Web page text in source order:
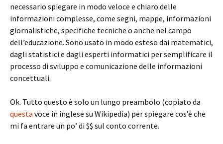
necessario spiegare in modo veloce e chiaro delle
informazioni complesse, come segni, mappe, informazioni
giornalistiche, specifiche tecniche o anche nel campo
dell’educazione. Sono usato in modo esteso dai matematici,
dagli statistici e dagli esperti informatici per semplificare il
processo di sviluppo e comunicazione delle informazioni
concettuali.
Ok. Tutto questo è solo un lungo preambolo (copiato da
questa voce in inglese su Wikipedia) per spiegare cos’è che
mi fa entrare un po’ di $$ sul conto corrente.